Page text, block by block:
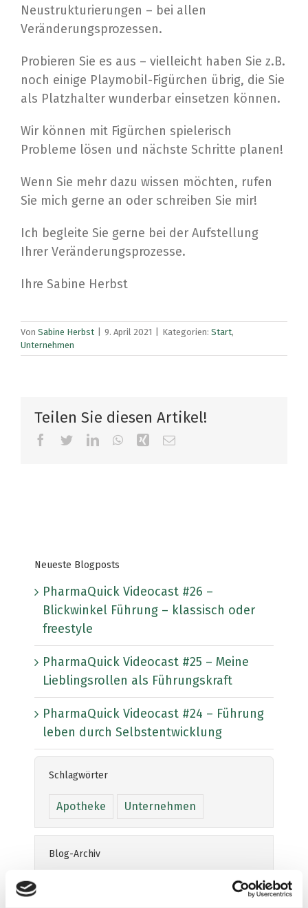
Neustrukturierungen – bei allen
Veränderungsprozessen.
Probieren Sie es aus – vielleicht haben Sie z.B.
noch einige Playmobil-Figürchen übrig, die Sie
als Platzhalter wunderbar einsetzen können.
Wir können mit Figürchen spielerisch
Probleme lösen und nächste Schritte planen!
Wenn Sie mehr dazu wissen möchten, rufen
Sie mich gerne an oder schreiben Sie mir!
Ich begleite Sie gerne bei der Aufstellung
Ihrer Veränderungsprozesse.
Ihre Sabine Herbst
Von Sabine Herbst 9. April 2021 Kategorien: Start,
Unternehmen
Teilen Sie diesen Artikel!
Facebook
TwitterLinkedInWhatsApp
XingE-
Neueste Blogposts
PharmaQuick Videocast #26 –
Blickwinkel Führung – klassisch oder
freestyle
PharmaQuick Videocast #25 – Meine
Lieblingsrollen als Führungskraft
PharmaQuick Videocast #24 – Führung
leben durch Selbstentwicklung
Schlagwörter
Apotheke Unternehmen
Blog-Archiv